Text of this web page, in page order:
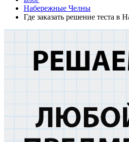
Набережные Челны
Где заказать решение теста в